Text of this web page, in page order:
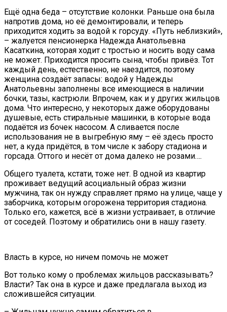
Ещё одна беда – отсутствие колонки. Раньше она была
напротив дома, но её демонтировали, и теперь
приходится ходить за водой к горсуду. «Путь неблизкий»,
– жалуется пенсионерка Надежда Анатольевна
Касаткина, которая ходит с тростью и носить воду сама
не может. Приходится просить сына, чтобы привёз. Тот
каждый день, естественно, не наездится, поэтому
женщина создаёт запасы: водой у Надежды
Анатольевны заполнены все имеющиеся в наличии
бочки, тазы, кастрюли. Впрочем, как и у других жильцов
дома. Что интересно, у некоторых даже оборудованы
душевые, есть стиральные машинки, в которые вода
подаётся из бочек насосом. А сливается после
использования не в выгребную яму – её здесь просто
нет, а куда придётся, в том числе к забору стадиона и
горсада. Оттого и несёт от дома далеко не розами….
Общего туалета, кстати, тоже нет. В одной из квартир
проживает ведущий асоциальный образ жизни
мужчина, так он нужду справляет прямо на улице, чаще у
заборчика, которым огорожена территория стадиона.
Только его, кажется, всё в жизни устраивает, в отличие
от соседей. Поэтому и обратились они в нашу газету.
Власть в курсе, но ничем помочь не может
Вот только кому о проблемах жильцов рассказывать?
Власти? Так она в курсе и даже предлагала выход из
сложившейся ситуации.